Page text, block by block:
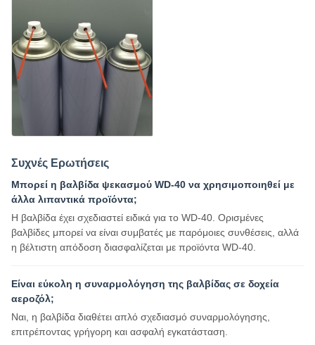
Συχνές Ερωτήσεις
Μπορεί η βαλβίδα ψεκασμού WD-40 να χρησιμοποιηθεί με
άλλα λιπαντικά προϊόντα;
Η βαλβίδα έχει σχεδιαστεί ειδικά για το WD-40. Ορισμένες
βαλβίδες μπορεί να είναι συμβατές με παρόμοιες συνθέσεις, αλλά
η βέλτιστη απόδοση διασφαλίζεται με προϊόντα WD-40.
Είναι εύκολη η συναρμολόγηση της βαλβίδας σε δοχεία
αεροζόλ;
Ναι, η βαλβίδα διαθέτει απλό σχεδιασμό συναρμολόγησης,
επιτρέποντας γρήγορη και ασφαλή εγκατάσταση.